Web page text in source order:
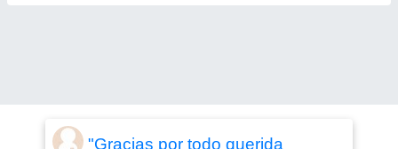
"Gracias por todo querida